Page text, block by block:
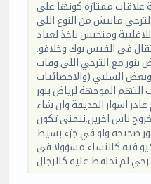
علاقات ممتازة كونها على
من النوع اللي
ومنحبش ناخذ لعباد
في الفيس بوك وخلافو.
بنور مع الترجي اللي وفات
وبعض السلبي (والاحصائيات
التهم الموجهة لرياض بنور
غادر اسوار الحديقة وان شاء
ناس اخرين.نتمنى تكون
صحيحة ولو في جزء بسيط
فيه كالنساء مسؤولا في